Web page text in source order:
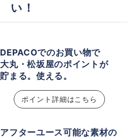
い！
DEPACOでのお買い物で
大丸・松坂屋のポイントが
貯まる。使える。
ポイント詳細はこちら
アフターユース可能な素材の